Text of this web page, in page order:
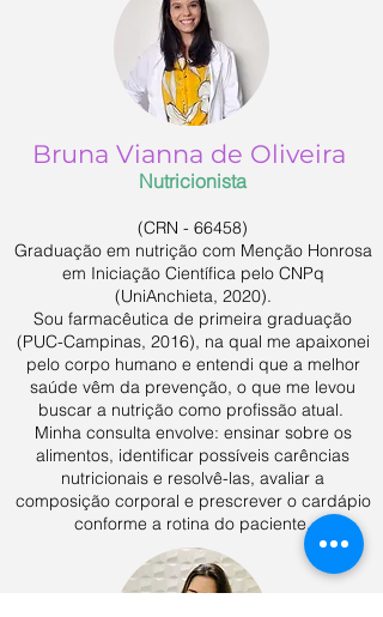
Bruna Vianna de Oliveira
Nutricionista
(CRN - 66458)
Graduação em nutrição com Menção Honrosa
em Iniciação Científica pelo CNPq
(UniAnchieta, 2020).
Sou farmacêutica de primeira graduação
(PUC-Campinas, 2016), na qual me apaixonei
pelo corpo humano e entendi que a melhor
saúde vêm da prevenção, o que me levou
buscar a nutrição como profissão atual.
Minha consulta envolve: ensinar sobre os
alimentos, identificar possíveis carências
nutricionais e resolvê-las, avaliar a
composição corporal e prescrever o cardápio
conforme a rotina do paciente.